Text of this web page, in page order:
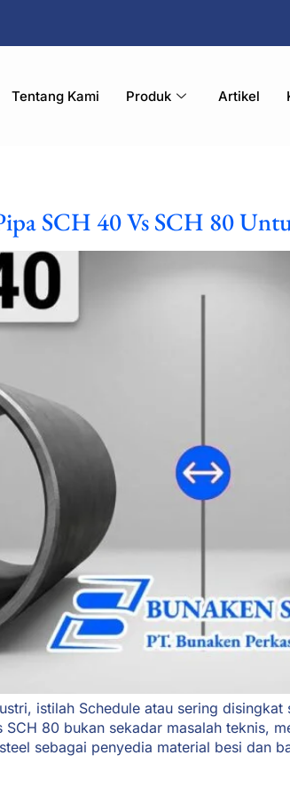
Tentang Kami Produk Artikel
SCH 40 Vs SCH 80
istilah Schedule atau sering
80 bukan sekadar masalah teknis,
sebagai penyedia material besi dan